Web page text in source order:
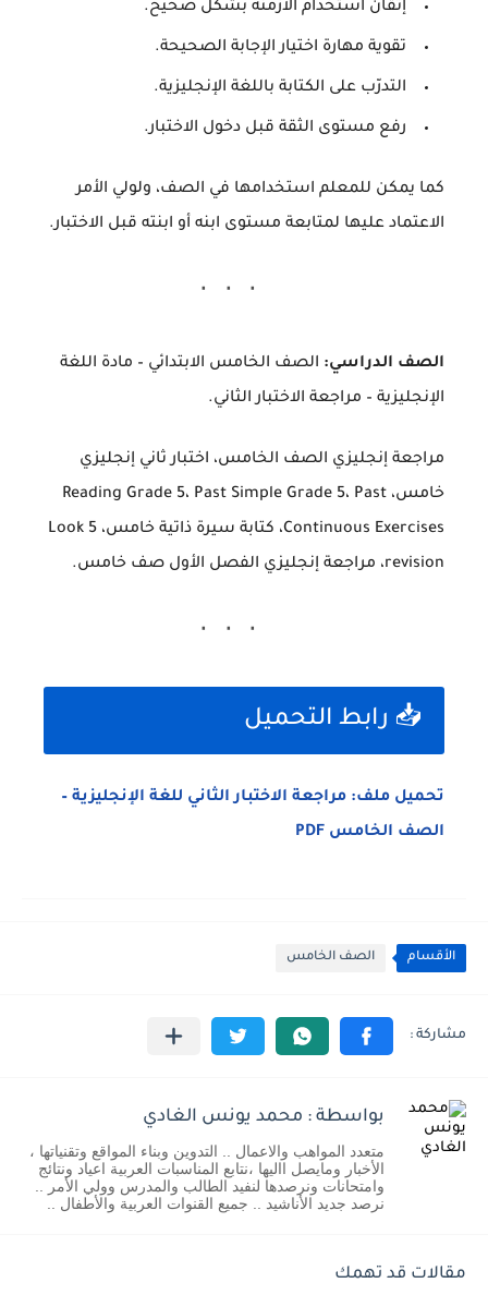
إتقان استخدام الأزمنة بشكل صحيح.
تقوية مهارة اختيار الإجابة الصحيحة.
التدرّب على الكتابة باللغة الإنجليزية.
رفع مستوى الثقة قبل دخول الاختبار.
كما يمكن للمعلم استخدامها في الصف، ولولي الأمر
الاعتماد عليها لمتابعة مستوى ابنه أو ابنته قبل الاختبار.
الصف الدراسي: الصف الخامس الابتدائي – مادة اللغة
الإنجليزية – مراجعة الاختبار الثاني.
مراجعة إنجليزي الصف الخامس، اختبار ثاني إنجليزي
خامس، Reading Grade 5، Past Simple Grade 5، Past
Continuous Exercises، كتابة سيرة ذاتية خامس، Look 5
revision، مراجعة إنجليزي الفصل الأول صف خامس.
📥 رابط التحميل
تحميل ملف: مراجعة الاختبار الثاني للغة الإنجليزية –
الصف الخامس PDF
الأقسام الصف الخامس
بواسطة : محمد يونس الغادي
متعدد المواهب والاعمال .. التدوين وبناء المواقع وتقنياتها ،
الأخبار ومايصل االيها ،نتابع المناسبات العربية اعياد ونتائج
وامتحانات ونرصدها لنفيد الطالب والمدرس وولي الأمر ..
نرصد جديد الأناشيد .. جميع القنوات العربية والأطفال ..
مقالات قد تهمك